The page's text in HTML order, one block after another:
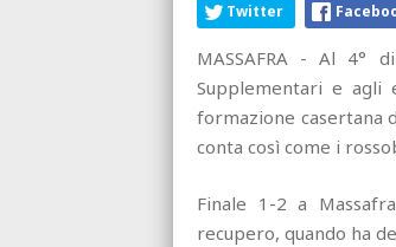
Twitter
MASSAFRA - Al 4°
Supplementari e agli
formazione casertana
conta così come i
Finale 1-2 a
recupero, quando ha